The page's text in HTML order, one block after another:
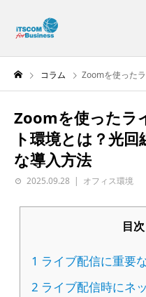
コラム Zoomを使ったライブ配信
Zoomを使ったラ
ト環境とは？光
な導入方法
2025.09.28 オフィス環境
目次
1 ライブ配信に重要
2 ライブ配信時にネ